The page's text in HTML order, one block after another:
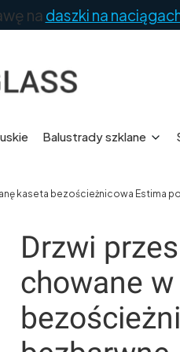
na daszki na
Balustrady szklane
kaseta bezościeżnicowa Estima
Drzwi
chowane